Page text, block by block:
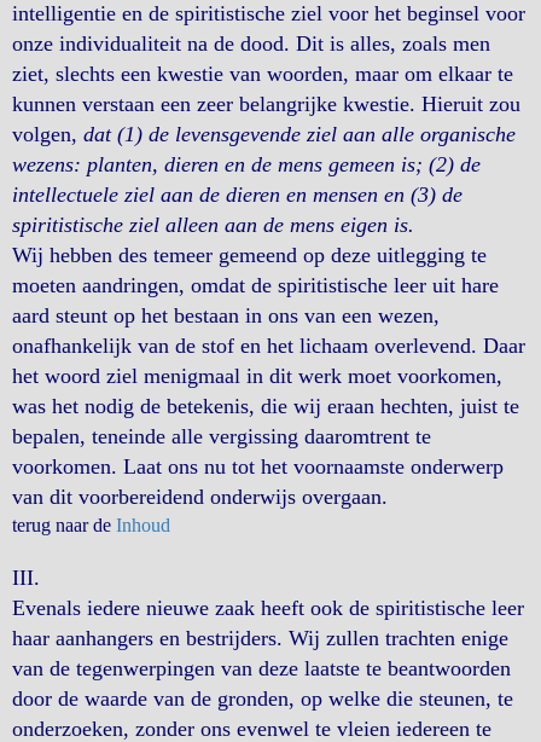
intelligentie en de spiritistische ziel voor het beginsel voor
onze individualiteit na de dood. Dit is alles, zoals men
ziet, slechts een kwestie van woorden, maar om elkaar te
kunnen verstaan een zeer belangrijke kwestie. Hieruit zou
volgen, dat (1) de levensgevende ziel aan alle organische
wezens: planten, dieren en de mens gemeen is; (2) de
intellectuele ziel aan de dieren en mensen en (3) de
spiritistische ziel alleen aan de mens eigen is.
Wij hebben des temeer gemeend op deze uitlegging te
moeten aandringen, omdat de spiritistische leer uit hare
aard steunt op het bestaan in ons van een wezen,
onafhankelijk van de stof en het lichaam overlevend. Daar
het woord ziel menigmaal in dit werk moet voorkomen,
was het nodig de betekenis, die wij eraan hechten, juist te
bepalen, teneinde alle vergissing daaromtrent te
voorkomen. Laat ons nu tot het voornaamste onderwerp
van dit voorbereidend onderwijs overgaan.
terug naar de Inhoud
III.
Evenals iedere nieuwe zaak heeft ook de spiritistische leer
haar aanhangers en bestrijders. Wij zullen trachten enige
van de tegenwerpingen van deze laatste te beantwoorden
door de waarde van de gronden, op welke die steunen, te
onderzoeken, zonder ons evenwel te vleien iedereen te